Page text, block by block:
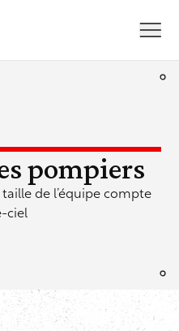
pompiers
de l’équipe compte
ciel